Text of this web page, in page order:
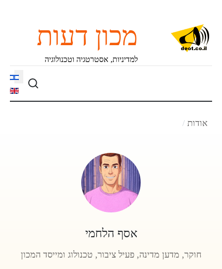
מכון דעות
למדיניות, אסטרטגיה וטכנולוגיה
אודות
אסף הלחמי
חוקר, מדען מדינה, פעיל ציבור, טכנולוג ומייסד המכון